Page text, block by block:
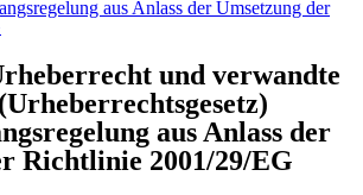
und verwandte
aus Anlass der
Richtlinie 2001/29/EG